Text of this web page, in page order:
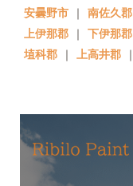
安曇野市 ｜ 南佐久郡
上伊那郡 ｜ 下伊那郡
埴科郡 ｜ 上高井郡 ｜